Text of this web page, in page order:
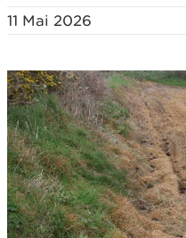
11 Mai 2026